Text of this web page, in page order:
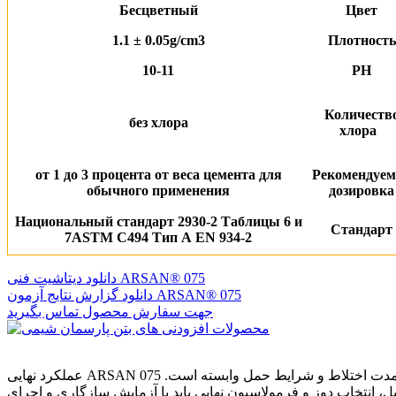
Бесцветный
Цвет
1.1 ± 0.05g/cm3
Плотность
10-11
PH
без хлора
хлора
от 1 до 3 процента от веса цемента для
обычного применения
дозировка
Национальный стандарт 2930-2 Таблицы 6 и
7ASTM C494 Тип А ЕN 934-2
Стандарт
دانلود دیتاشیت فنی ARSAN® 075
دانلود گزارش نتایج آزمون ARSAN® 075
جهت سفارش محصول تماس بگیرید
عملکرد نهایی ARSAN 075 به فرمولاسیون محصول نهایی، نوع سیمان، واکنش‌پذیری مواد سیمانی، مقدار مصرف، درصد ماده خشک، دمای بتن، ترتیب افزودن مواد، مدت اختلاط و شرایط حمل وابسته است.